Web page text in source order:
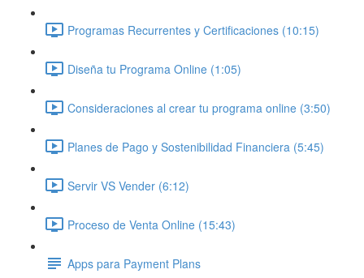
Programas Recurrentes y Certificaciones (10:15)
Diseña tu Programa Online (1:05)
Consideraciones al crear tu programa online (3:50)
Planes de Pago y Sostenibilidad Financiera (5:45)
Servir VS Vender (6:12)
Proceso de Venta Online (15:43)
Apps para Payment Plans